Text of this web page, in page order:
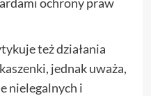
też działania
jednak uważa,
nielegalnych i